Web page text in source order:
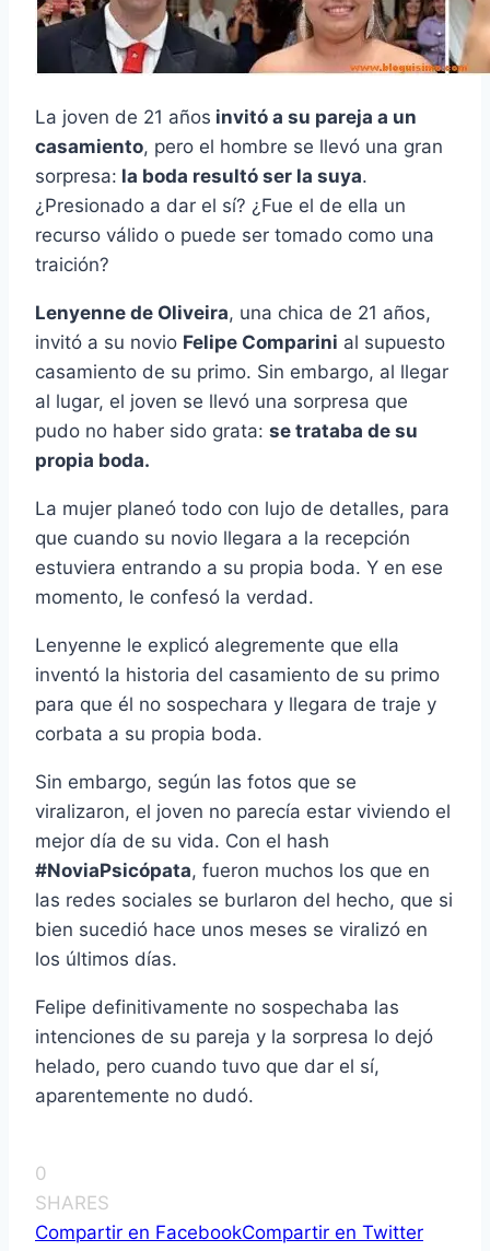
La joven de 21 años invitó a su pareja a un
casamiento, pero el hombre se llevó una gran
sorpresa: la boda resultó ser la suya.
¿Presionado a dar el sí? ¿Fue el de ella un
recurso válido o puede ser tomado como una
traición?
Lenyenne de Oliveira, una chica de 21 años,
invitó a su novio Felipe Comparini al supuesto
casamiento de su primo. Sin embargo, al llegar
al lugar, el joven se llevó una sorpresa que
pudo no haber sido grata: se trataba de su
propia boda.
La mujer planeó todo con lujo de detalles, para
que cuando su novio llegara a la recepción
estuviera entrando a su propia boda. Y en ese
momento, le confesó la verdad.
Lenyenne le explicó alegremente que ella
inventó la historia del casamiento de su primo
para que él no sospechara y llegara de traje y
corbata a su propia boda.
Sin embargo, según las fotos que se
viralizaron, el joven no parecía estar viviendo el
mejor día de su vida. Con el hash
#NoviaPsicópata, fueron muchos los que en
las redes sociales se burlaron del hecho, que si
bien sucedió hace unos meses se viralizó en
los últimos días.
Felipe definitivamente no sospechaba las
intenciones de su pareja y la sorpresa lo dejó
helado, pero cuando tuvo que dar el sí,
aparentemente no dudó.
0
SHARES
Compartir en FacebookCompartir en Twitter